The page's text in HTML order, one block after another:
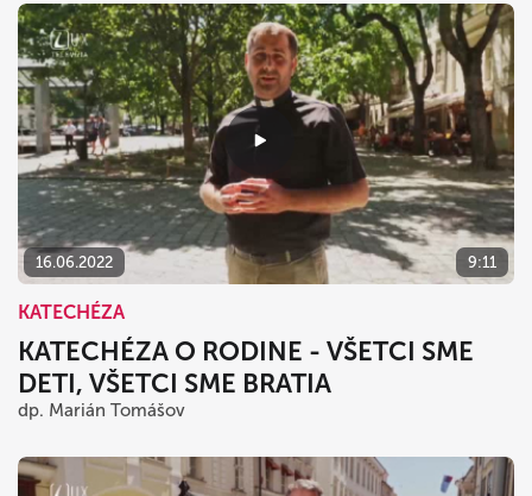
16.06.2022 9:11
KATECHÉZA
KATECHÉZA O RODINE - VŠETCI SME
DETI, VŠETCI SME BRATIA
dp. Marián Tomášov